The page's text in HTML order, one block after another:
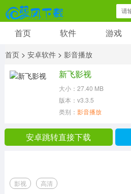
游戏
8254 款应用
2387 款应用
15090 款应用
金融理财
生活办公
首页 软件 游戏
首页 > 安卓软件 > 影音播放
新飞影视
大小：27.40 MB
版本：v3.3.5
类别： 影音播放
安卓跳转直接下载
影视 高清